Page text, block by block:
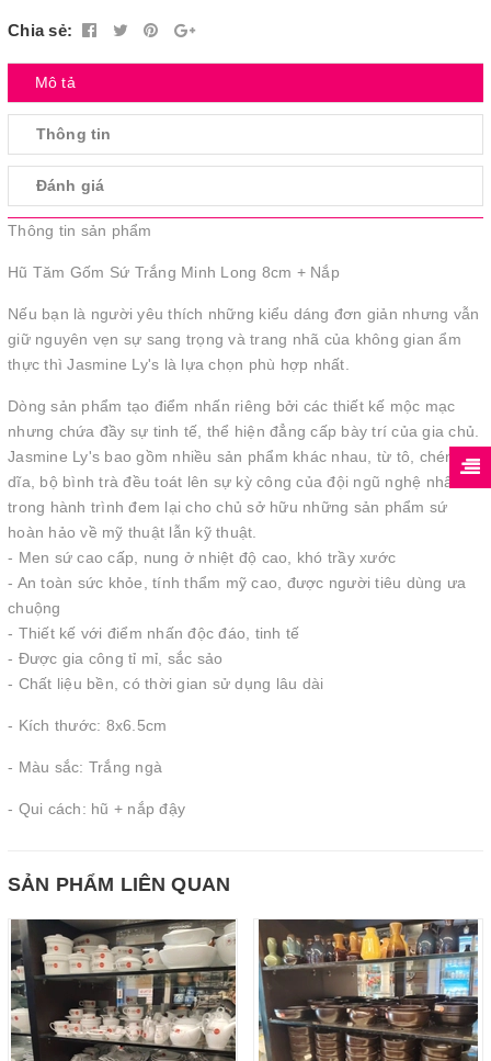
Chia sẻ:
Mô tả
Thông tin
Đánh giá
Thông tin sản phẩm
Hũ Tăm Gốm Sứ Trắng Minh Long 8cm + Nắp
Nếu bạn là người yêu thích những kiểu dáng đơn giản nhưng vẫn
giữ nguyên vẹn sự sang trọng và trang nhã của không gian ẩm
thực thì Jasmine Ly's là lựa chọn phù hợp nhất.
Dòng sản phẩm tạo điểm nhấn riêng bởi các thiết kế mộc mạc
nhưng chứa đầy sự tinh tế, thể hiện đẳng cấp bày trí của gia chủ.
Jasmine Ly's bao gồm nhiều sản phẩm khác nhau, từ tô, chén,
dĩa, bộ bình trà đều toát lên sự kỳ công của đội ngũ nghệ nhân
trong hành trình đem lại cho chủ sở hữu những sản phẩm sứ
hoàn hảo về mỹ thuật lẫn kỹ thuật.
- Men sứ cao cấp, nung ở nhiệt độ cao, khó trầy xước
- An toàn sức khỏe, tính thẩm mỹ cao, được người tiêu dùng ưa
chuộng
- Thiết kế với điểm nhấn độc đáo, tinh tế
- Được gia công tỉ mỉ, sắc sảo
- Chất liệu bền, có thời gian sử dụng lâu dài
- Kích thước: 8x6.5cm
- Màu sắc: Trắng ngà
- Qui cách: hũ + nắp đậy
SẢN PHẨM LIÊN QUAN